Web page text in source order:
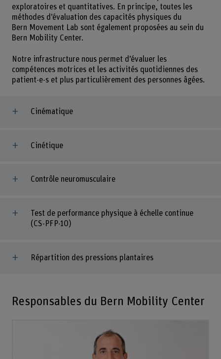
exploratoires et quantitatives. En principe, toutes les
méthodes d’évaluation des capacités physiques du
Bern Movement Lab sont également proposées au sein du
Bern Mobility Center.
Notre infrastructure nous permet d’évaluer les
compétences motrices et les activités quotidiennes des
patient-e-s et plus particulièrement des personnes âgées.
Cinématique
Cinétique
Contrôle neuromusculaire
Test de performance physique à échelle continue
(CS-PFP-10)
Répartition des pressions plantaires
Responsables du Bern Mobility Center